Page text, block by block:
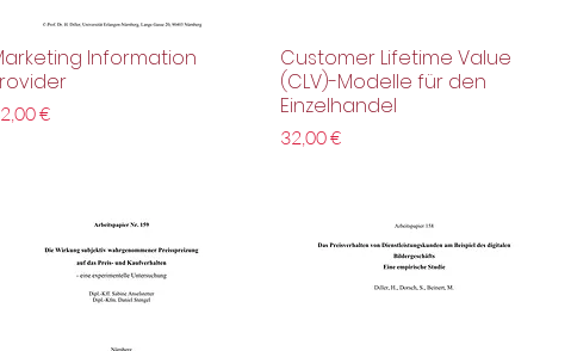
Schnellansicht
Information
€
Schnellansicht
Customer Lifetime Value
(CLV)-Modelle für den
Einzelhandel
Preis
32,00 €